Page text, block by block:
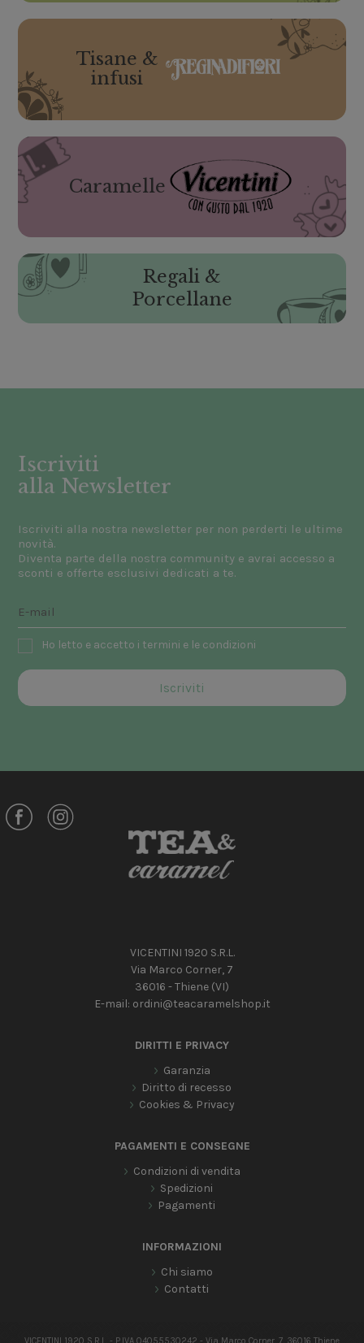
Tisane &
infusi
Caramelle
Regali &
Porcellane
Iscriviti
alla Newsletter
Iscriviti alla nostra newsletter per non perderti le ultime
novità.
Diventa parte della nostra community e avrai accesso a
sconti e offerte esclusivi dedicati a te.
Ho letto e accetto i termini e le condizioni
VICENTINI 1920 S.R.L.
Via Marco Corner, 7
36016 - Thiene (VI)
E-mail: ordini@teacaramelshop.it
DIRITTI E PRIVACY
Garanzia
Diritto di recesso
Cookies & Privacy
PAGAMENTI E CONSEGNE
Condizioni di vendita
Spedizioni
Pagamenti
INFORMAZIONI
Chi siamo
Contatti